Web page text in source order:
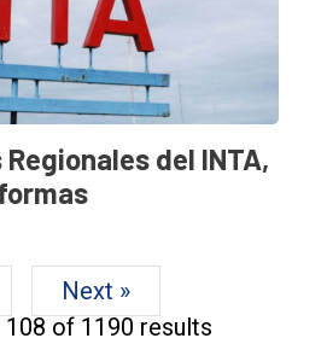
del INTA,
Next »
108 of 1190 results